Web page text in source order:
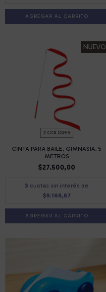
AGREGAR AL CARRITO
NUEVO
2 COLORES
CINTA PARA BAILE, GIMNASIA. 5
METROS
$27.500,00
3 cuotas sin interés de
$9.166,67
AGREGAR AL CARRITO